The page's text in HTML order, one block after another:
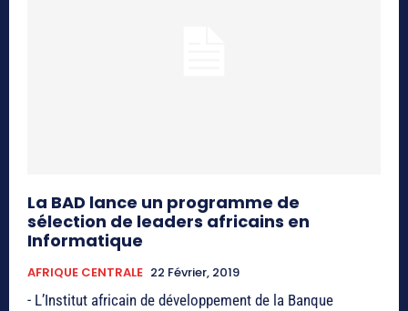
La BAD lance un programme de
sélection de leaders africains en
Informatique
AFRIQUE CENTRALE 22 Février, 2019
- L’Institut africain de développement de la Banque